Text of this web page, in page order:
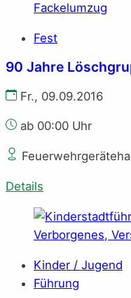
Fest
90 Jahre
Fr., 09.09.2016
ab 00:00 Uhr
Details
Kinder / Jugend
Führung